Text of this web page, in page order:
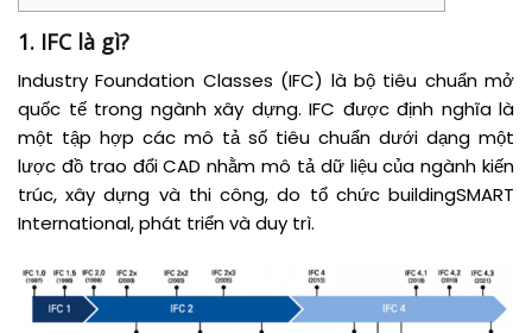
1. IFC là gì?
Industry Foundation Classes (IFC) là bộ tiêu chuẩn mở
quốc tế trong ngành xây dựng. IFC được định nghĩa là
một tập hợp các mô tả số tiêu chuẩn dưới dạng một
lược đồ trao đổi CAD nhằm mô tả dữ liệu của ngành kiến
trúc, xây dựng và thi công, do tổ chức buildingSMART
International, phát triển và duy trì.